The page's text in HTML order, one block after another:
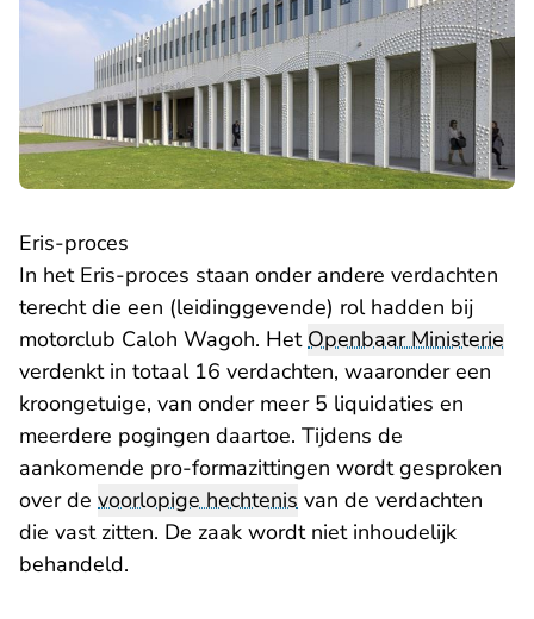
Eris-proces
In het Eris-proces staan onder andere verdachten
terecht die een (leidinggevende) rol hadden bij
motorclub Caloh Wagoh. HetOpenbaar Ministerie
verdenkt in totaal 16 verdachten, waaronder een
kroongetuige, van onder meer 5 liquidaties en
meerdere pogingen daartoe. Tijdens de
aankomende pro-formazittingen wordt gesproken
over de voorlopige hechtenis van de verdachten
die vast zitten. De zaak wordt niet inhoudelijk
behandeld.